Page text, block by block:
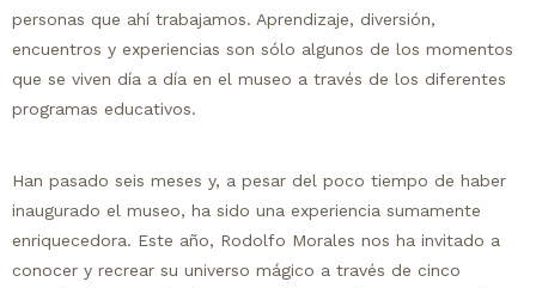
personas que ahí trabajamos. Aprendizaje, diversión,
encuentros y experiencias son sólo algunos de los momentos
que se viven día a día en el museo a través de los diferentes
programas educativos.
Han pasado seis meses y, a pesar del poco tiempo de haber
inaugurado el museo, ha sido una experiencia sumamente
enriquecedora. Este año, Rodolfo Morales nos ha invitado a
conocer y recrear su universo mágico a través de cinco